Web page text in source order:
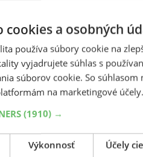
–
cookies a osobných
používa súbory cookie na
vyjadrujete súhlas s
súborov cookie. So
na marketingové účely.
(1910) →
Výkonnosť Účely